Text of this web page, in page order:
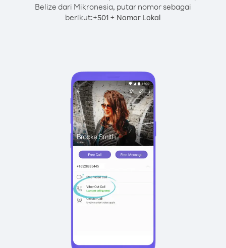
Belize dari Mikronesia, putar nomor sebagai
berikut:+501 + Nomor Lokal